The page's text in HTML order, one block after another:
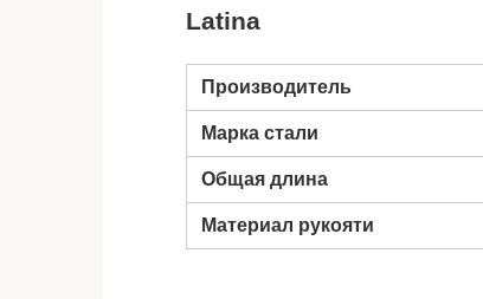
Latina
Производитель
Марка стали
Общая длина
Материал рукояти